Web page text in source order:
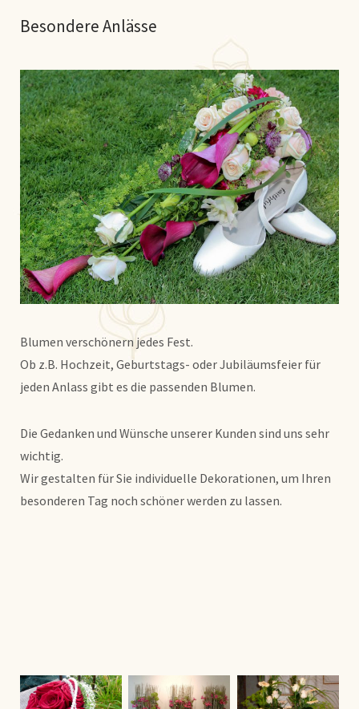
Besondere Anlässe
Blumen verschönern jedes Fest.
Ob z.B. Hochzeit, Geburtstags- oder Jubiläumsfeier für
jeden Anlass gibt es die passenden Blumen.
Die Gedanken und Wünsche unserer Kunden sind uns sehr
wichtig.
Wir gestalten für Sie individuelle Dekorationen, um Ihren
besonderen Tag noch schöner werden zu lassen.